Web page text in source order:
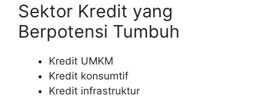
Sektor Kredit yang
Berpotensi Tumbuh
Kredit UMKM
Kredit konsumtif
Kredit infrastruktur